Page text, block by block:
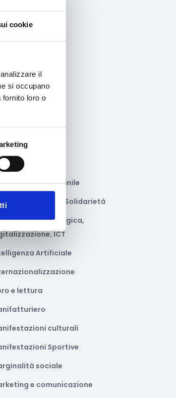
cookie
il
si occupano
fornito loro o
e lavoro
e sicurezza
economy
sportivi
femminile
Sociale e Solidarietà
tecnologica,
ICT
Artificiale
e lettura
culturali
Sportive
sociale
e comunicazione